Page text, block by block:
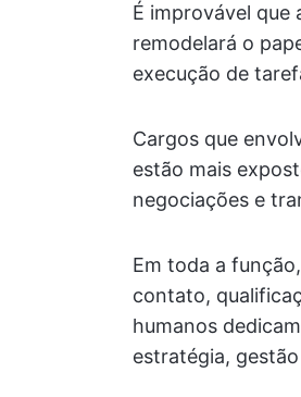
É improvável que
remodelará o
execução de
Cargos que
estão mais
negociações e
Em toda a
contato,
humanos
estratégia,